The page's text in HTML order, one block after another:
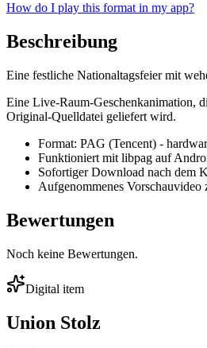
How do I play this format in my app?
Beschreibung
Eine festliche Nationaltagsfeier mit
Eine Live-Raum-Geschenkanimation,
Original-Quelldatei geliefert wird.
Format: PAG (Tencent) -
Funktioniert mit libpag auf
Sofortiger Download nach dem
Aufgenommenes Vorschauvideo
Bewertungen
Noch keine Bewertungen.
Digital item
Union Stolz